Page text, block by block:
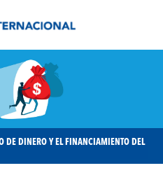
DE DINERO Y EL FINANCIAMIENTO DEL